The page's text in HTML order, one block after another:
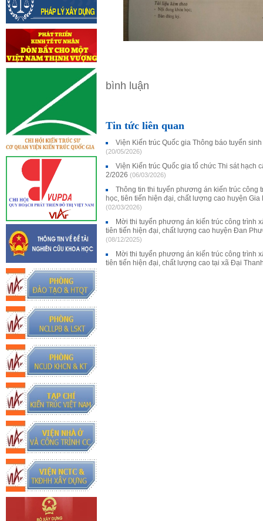
bình luận
Tin tức liên quan
Viện Kiến trúc Quốc gia Thông báo tuyển
(20/05/2026)
Viện Kiến trúc Quốc gia tổ chức Thi sát hạch
2/2026 (06/03/2026)
Thông tin thi tuyển phương án kiến trúc
học, tiên tiến hiện đại, chất lượng cao huyện
(02/03/2026)
Mời thi tuyển phương án kiến trúc công trình
tiên tiến hiện đại, chất lượng cao huyện Đan
(08/12/2025)
Mời thi tuyển phương án kiến trúc công trình
tiên tiến hiện đại, chất lượng cao tại xã Đại